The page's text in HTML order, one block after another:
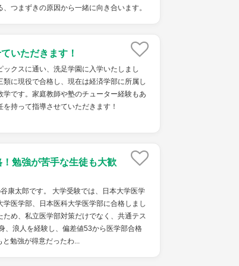
つまずきの原因から一緒に向き合います。
いただきます！
クスに通い、洗足学園に入学いたしまし
に現役で合格し、現在は経済学部に所属し
です。家庭教師や塾のチューター経験もあ
持って指導させていただきます！
勉強が苦手な生徒も大歓
康太郎です。 大学受験では、日本大学医学
医学部、日本医科大学医学部に合格しまし
め、私立医学部対策だけでなく、共通テス
、浪人を経験し、偏差値53から医学部合格
勉強が得意だったわ...